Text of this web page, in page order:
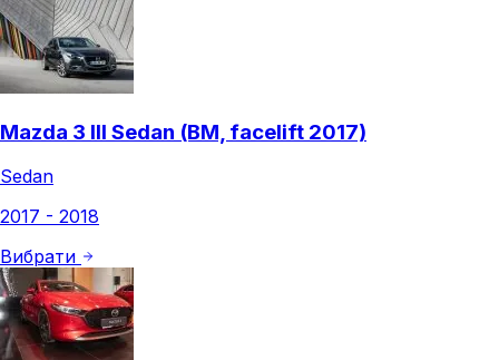
Mazda 3 III Sedan (BM, facelift 2017)
Sedan
2017 - 2018
Вибрати